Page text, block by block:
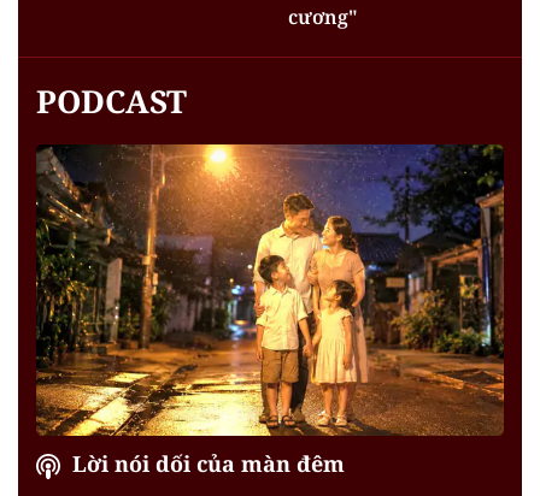
cương"
PODCAST
Lời nói dối của màn đêm